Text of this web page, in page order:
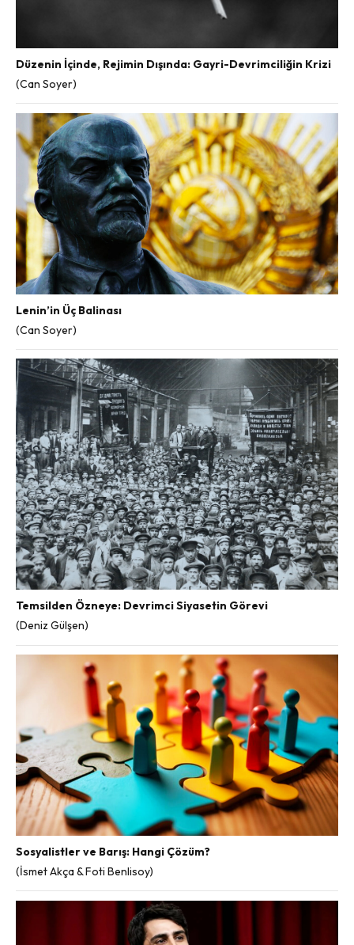
Düzenin İçinde, Rejimin Dışında: Gayri-Devrimciliğin Krizi
(Can Soyer)
Lenin’in Üç Balinası
(Can Soyer)
Temsilden Özneye: Devrimci Siyasetin Görevi
(Deniz Gülşen)
Sosyalistler ve Barış: Hangi Çözüm?
(İsmet Akça & Foti Benlisoy)